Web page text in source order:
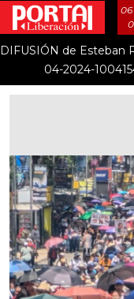
DIFUSIÓN de Esteban
04-2024-